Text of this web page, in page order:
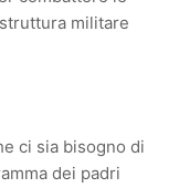
militare
ci sia bisogno di
dei padri